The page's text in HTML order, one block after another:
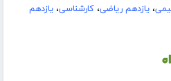
،یازدهم ریاضی،کارشناسی،یازدهم